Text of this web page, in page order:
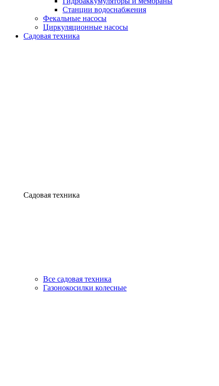
Станции водоснабжения
Фекальные насосы
Циркуляционные насосы
Садовая техника
Садовая техника
Все садовая техника
Газонокосилки колесные